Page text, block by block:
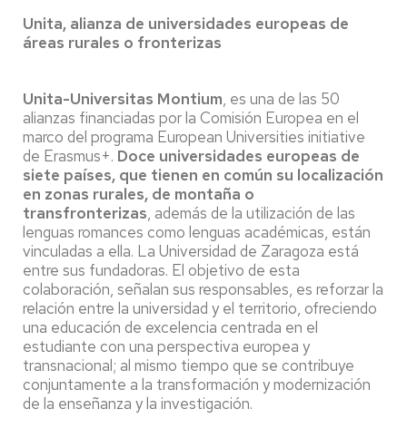
Unita, alianza de universidades europeas de
áreas rurales o fronterizas
Unita-Universitas Montium, es una de las 50
alianzas financiadas por la Comisión Europea en el
marco del programa European Universities initiative
de Erasmus+. Doce universidades europeas de
siete países, que tienen en común su localización
en zonas rurales, de montaña o
transfronterizas, además de la utilización de las
lenguas romances como lenguas académicas, están
vinculadas a ella. La Universidad de Zaragoza está
entre sus fundadoras. El objetivo de esta
colaboración, señalan sus responsables, es reforzar la
relación entre la universidad y el territorio, ofreciendo
una educación de excelencia centrada en el
estudiante con una perspectiva europea y
transnacional; al mismo tiempo que se contribuye
conjuntamente a la transformación y modernización
de la enseñanza y la investigación.